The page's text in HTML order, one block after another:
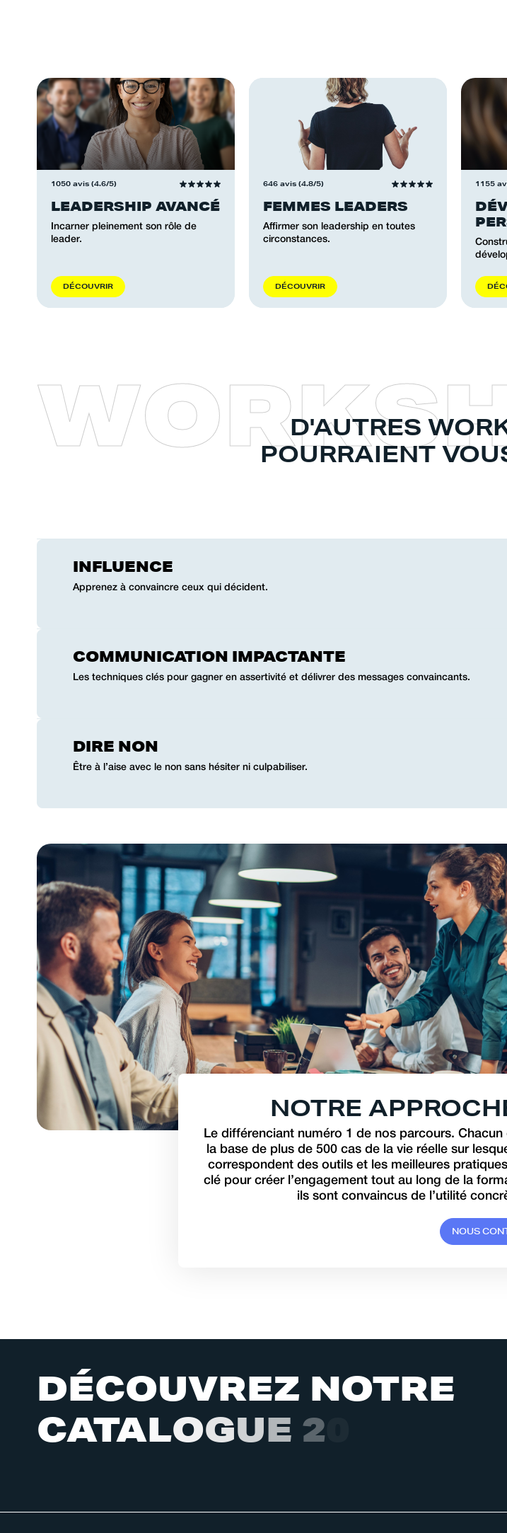
1050 avis (4.6/5)
LEADERSHIP AVANCÉ
Incarner pleinement son rôle de
leader.
DÉCOUVRIR
646 avis (4.8/5)
FEMMES LEADERS
Affirmer son leadership en toutes
circonstances.
DÉCOUVRIR
1155
DÉC
D'AUTRES
POURRAIENT
WORKS
INFLUENCE
Apprenez à convaincre ceux qui décident.
COMMUNICATION IMPACTANTE
Les techniques clés pour gagner en assertivité et délivrer des messages convaincants.
DIRE NON
Être à l’aise avec le non sans hésiter ni culpabiliser.
NOTRE APPROCH
Le différenciant numéro 1 de nos parcours.
la base de plus de 500 cas de la vie réelle sur
correspondent des outils et les meilleures
clé pour créer l’engagement tout au long de la
ils sont convaincus de l’utilité
NOUS CON
DÉCOUVREZ NOTRE
CATALOGUE 2